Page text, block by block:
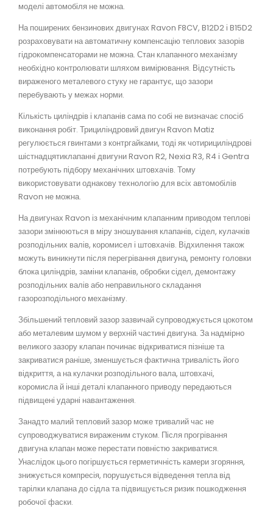
моделі автомобіля не можна.
На поширених бензинових двигунах Ravon F8CV, B12D2 і B15D2
розраховувати на автоматичну компенсацію теплових зазорів
гідрокомпенсаторами не можна. Стан клапанного механізму
необхідно контролювати шляхом вимірювання. Відсутність
вираженого металевого стуку не гарантує, що зазори
перебувають у межах норми.
Кількість циліндрів і клапанів сама по собі не визначає спосіб
виконання робіт. Трициліндровий двигун Ravon Matiz
регулюється гвинтами з контргайками, тоді як чотирициліндрові
шістнадцятиклапанні двигуни Ravon R2, Nexia R3, R4 і Gentra
потребують підбору механічних штовхачів. Тому
використовувати однакову технологію для всіх автомобілів
Ravon не можна.
На двигунах Ravon із механічним клапанним приводом теплові
зазори змінюються в міру зношування клапанів, сідел, кулачків
розподільних валів, коромисел і штовхачів. Відхилення також
можуть виникнути після перегрівання двигуна, ремонту головки
блока циліндрів, заміни клапанів, обробки сідел, демонтажу
розподільних валів або неправильного складання
газорозподільного механізму.
Збільшений тепловий зазор зазвичай супроводжується цокотом
або металевим шумом у верхній частині двигуна. За надмірно
великого зазору клапан починає відкриватися пізніше та
закриватися раніше, зменшується фактична тривалість його
відкриття, а на кулачки розподільного вала, штовхачі,
коромисла й інші деталі клапанного приводу передаються
підвищені ударні навантаження.
Занадто малий тепловий зазор може тривалий час не
супроводжуватися вираженим стуком. Після прогрівання
двигуна клапан може перестати повністю закриватися.
Унаслідок цього погіршується герметичність камери згоряння,
знижується компресія, порушується відведення тепла від
тарілки клапана до сідла та підвищується ризик пошкодження
робочої фаски.